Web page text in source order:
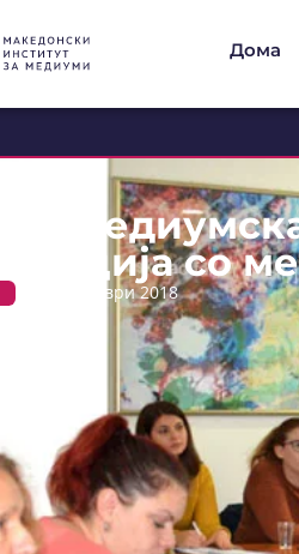
Дома
за
со
23 ноември 2018